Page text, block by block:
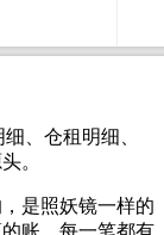
、仓租明细、
。
是照妖镜一样的
账，每一笔都有